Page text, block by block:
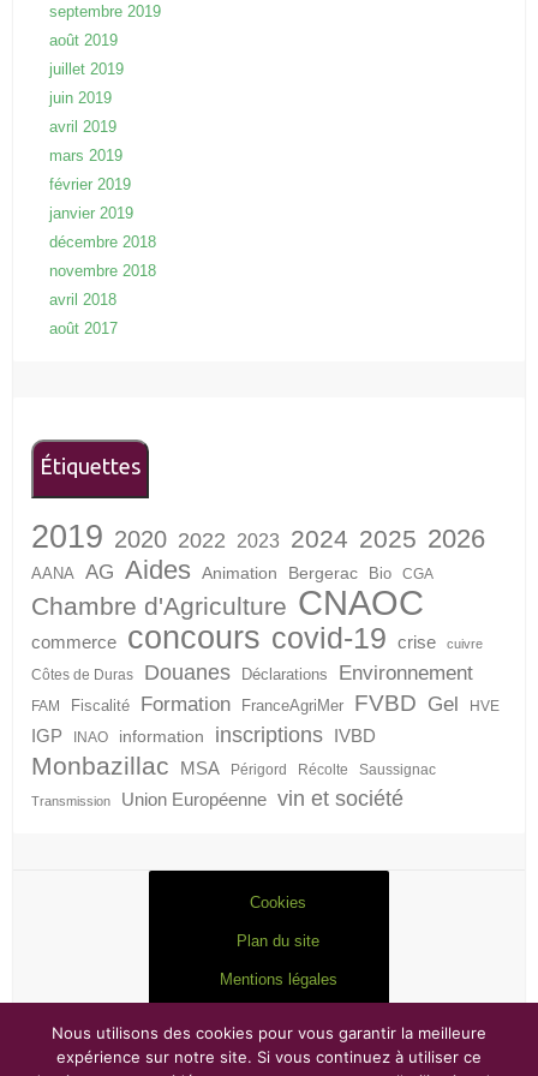
septembre 2019
août 2019
juillet 2019
juin 2019
avril 2019
mars 2019
février 2019
janvier 2019
décembre 2018
novembre 2018
avril 2018
août 2017
Étiquettes
2019 2020 2022 2023 2024 2025 2026
AANA AG Aides Animation Bergerac Bio CGA
Chambre d'Agriculture CNAOC
commerce concours covid-19 crise cuivre
Côtes de Duras Douanes Déclarations Environnement
FAM Fiscalité Formation FranceAgriMer FVBD Gel HVE
IGP INAO information inscriptions IVBD
Monbazillac MSA Périgord Récolte Saussignac
Transmission Union Européenne vin et société
Cookies
Plan du site
Mentions légales
Nous utilisons des cookies pour vous garantir la meilleure
expérience sur notre site. Si vous continuez à utiliser ce